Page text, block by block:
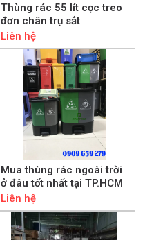
Thùng rác 55 lít cọc treo
đơn chân trụ sắt
Liên hệ
Mua thùng rác ngoài trời
ở đâu tốt nhất tại TP.HCM
Liên hệ